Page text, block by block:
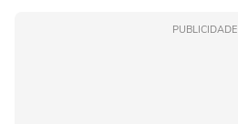
PUBLICIDADE